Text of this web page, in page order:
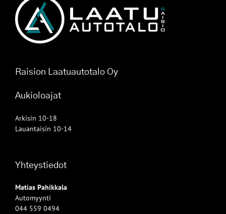
Raision Laatuautotalo Oy
Aukioloajat
Arkisin 10-18
Lauantaisin 10-14
Yhteystiedot
Matias Pahikkala
Automyynti
044 559 0494